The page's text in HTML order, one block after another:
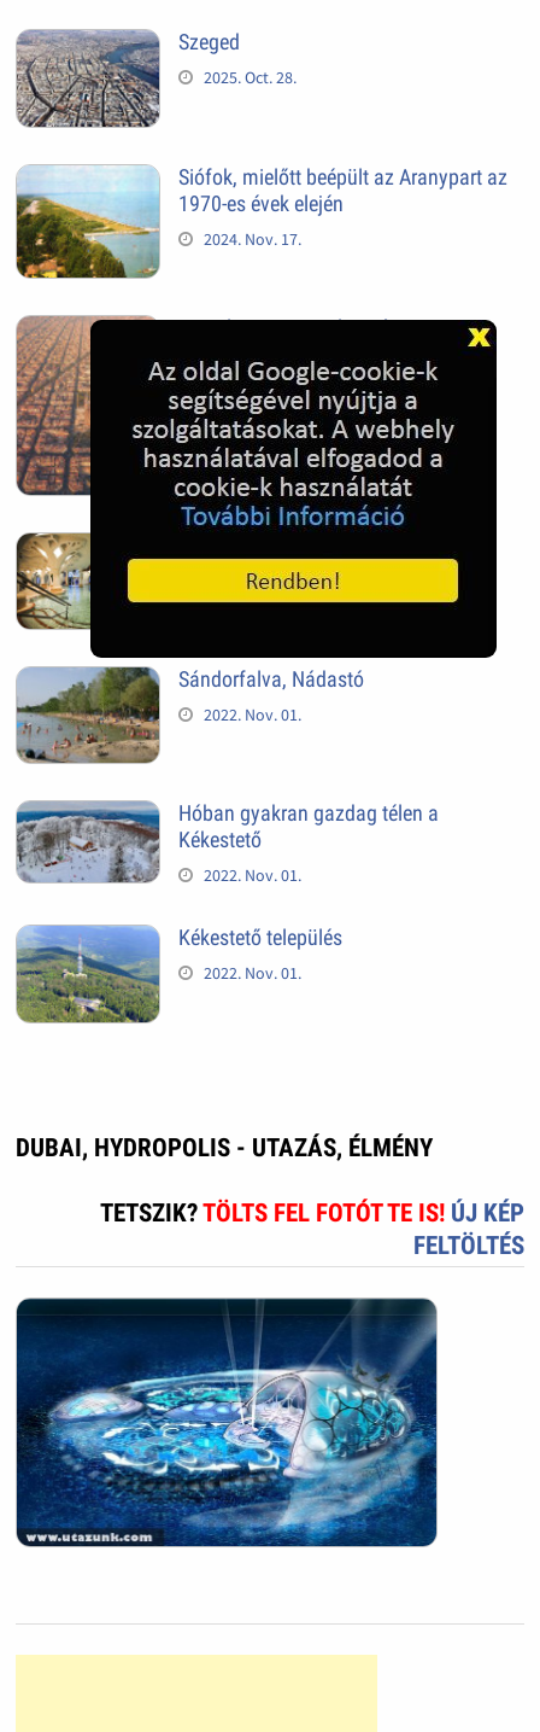
Szeged
2025. Oct. 28.
Siófok, mielőtt beépült az Aranypart az
1970-es évek elején
2024. Nov. 17.
Barcelona, Spanyolország
2022. Dec. 04.
2022. Nov. 01.
Sándorfalva, Nádastó
2022. Nov. 01.
Hóban gyakran gazdag télen a
Kékestető
2022. Nov. 01.
Kékestető település
2022. Nov. 01.
DUBAI, HYDROPOLIS - UTAZÁS, ÉLMÉNY
TETSZIK?TÖLTS FEL FOTÓT TE IS! ÚJ KÉP
FELTÖLTÉS